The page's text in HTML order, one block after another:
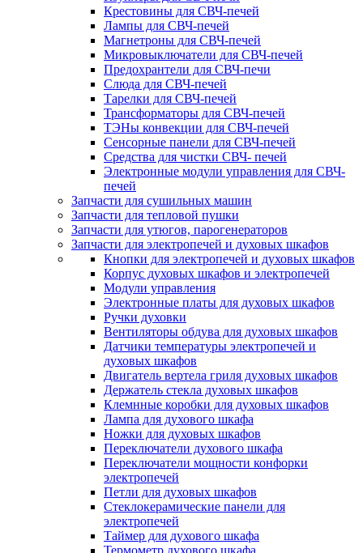
Крестовины для СВЧ-печей
Лампы для СВЧ-печей
Магнетроны для СВЧ-печей
Микровыключатели для СВЧ-печей
Предохрантели для СВЧ-печи
Слюда для СВЧ-печей
Тарелки для СВЧ-печей
Трансформаторы для СВЧ-печей
ТЭНы конвекции для СВЧ-печей
Сенсорные панели для СВЧ-печей
Средства для чистки СВЧ- печей
Электронные модули управления для СВЧ-
печей
Запчасти для сушильных машин
Запчасти для тепловой пушки
Запчасти для утюгов, парогенераторов
Запчасти для электропечей и духовых шкафов
Кнопки для электропечей и духовых шкафов
Корпус духовых шкафов и электропечей
Модули управления
Электронные платы для духовых шкафов
Ручки духовки
Вентиляторы обдува для духовых шкафов
Датчики температуры электропечей и
духовых шкафов
Двигатель вертела гриля духовых шкафов
Держатель стекла духовых шкафов
Клемнные коробки для духовых шкафов
Лампа для духового шкафа
Ножки для духовых шкафов
Переключатели духового шкафа
Переключатели мощности конфорки
электропечей
Петли для духовых шкафов
Стеклокерамические панели для
электропечей
Таймер для духового шкафа
Термометр духового шкафа